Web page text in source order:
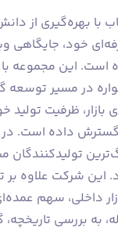
با بهره‌گیری از
خود، جایگاهی
این مجموعه با
در مسیر توسعه
ظرفیت تولید
داده است. در
تولیدکنندگان
این شرکت علاوه
داخلی، سهم
به بررسی